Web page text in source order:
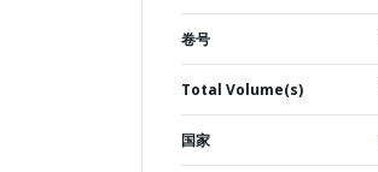
卷号
Total Volume(s)
国家